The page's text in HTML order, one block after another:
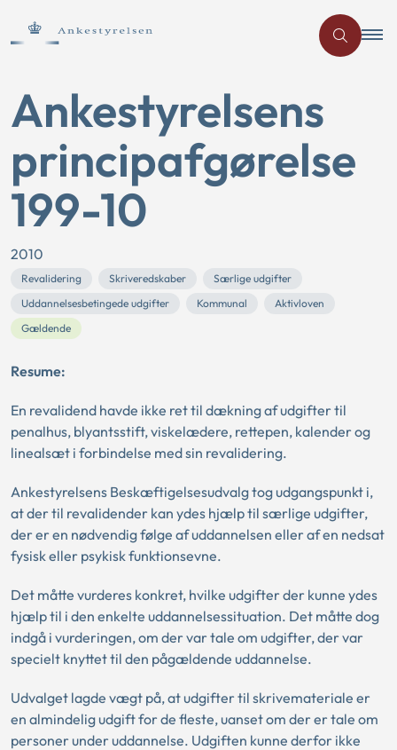
Ankestyrelsens
principafgørelse
199-10
2010
Revalidering Skriveredskaber
Særlige udgifter
Uddannelsesbetingede udgifter
Kommunal
Aktivloven
Gældende
Resume:
En revalidend havde ikke ret til dækning af udgifter til
penalhus, blyantsstift, viskelædere, rettepen, kalender og
linealsæt i forbindelse med sin revalidering.
Ankestyrelsens Beskæftigelsesudvalg tog udgangspunkt i,
at der til revalidender kan ydes hjælp til særlige udgifter,
der er en nødvendig følge af uddannelsen eller af en nedsat
fysisk eller psykisk funktionsevne.
Det måtte vurderes konkret, hvilke udgifter der kunne ydes
hjælp til i den enkelte uddannelsessituation. Det måtte dog
indgå i vurderingen, om der var tale om udgifter, der var
specielt knyttet til den pågældende uddannelse.
Udvalget lagde vægt på, at udgifter til skrivemateriale er
en almindelig udgift for de fleste, uanset om der er tale om
personer under uddannelse. Udgiften kunne derfor ikke